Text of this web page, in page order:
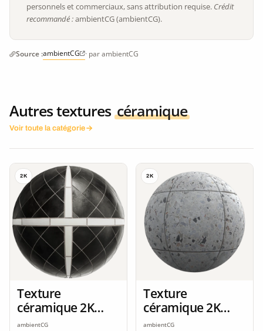
personnels et commerciaux, sans attribution requise. Crédit
recommandé :ambientCG (ambientCG).
Source :ambientCG · par ambientCG
Autres textures céramique
Voir toute la catégorie
2K
Texture
céramique 2K
seamless
ambientCG
2K
Texture
céramique 2K
seamless
ambientCG